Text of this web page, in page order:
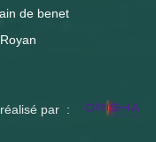
de benet
par :